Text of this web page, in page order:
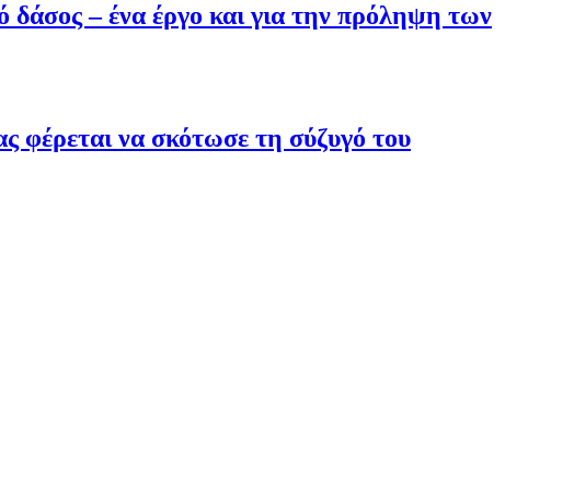
– ένα έργο και για την πρόληψη των
φέρεται να σκότωσε τη σύζυγό του